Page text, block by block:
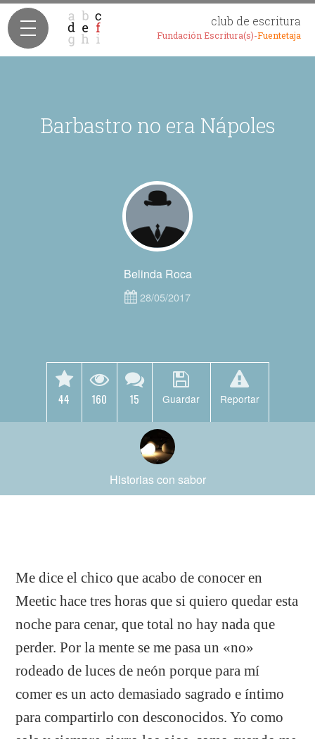
club de escritura
Fundación Escritura(s)-Fuentetaja
Barbastro no era Nápoles
Belinda Roca
28/05/2017
44 160 15 Guardar Reportar
Historias con sabor
Me dice el chico que acabo de conocer en
Meetic hace tres horas que si quiero quedar esta
noche para cenar, que total no hay nada que
perder. Por la mente se me pasa un «no»
rodeado de luces de neón porque para mí
comer es un acto demasiado sagrado e íntimo
para compartirlo con desconocidos. Yo como